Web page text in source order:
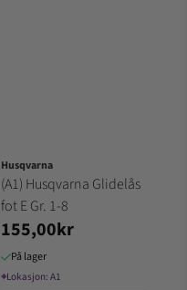
Husqvarna
(A1) Husqvarna Glidelås
fot E Gr. 1-8
155,00kr
På lager
⌖Lokasjon: A1